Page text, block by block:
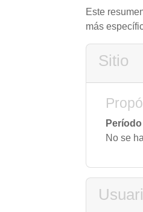
Este
más
Sitio
No se